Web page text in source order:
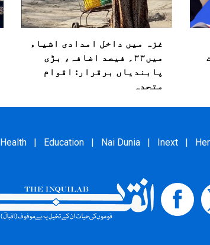
غزہ میں داخل امدادی اشیاء
میں۳۳؍ فیصد اضافہ، بڑی
پابندیاں برقرار: اقوام
متحدہ
Health | Education | Nai Dunia | Inext |